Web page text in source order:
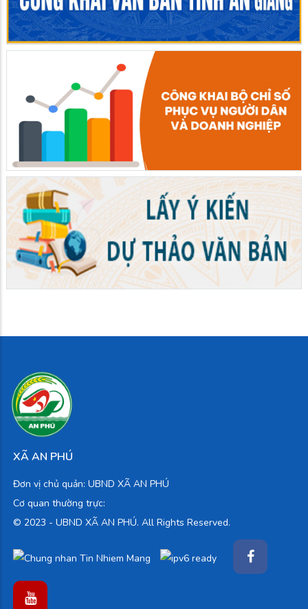
XÃ AN PHÚ
Đơn vị chủ quản: UBND XÃ AN PHÚ
Cơ quan thường trực:
© 2023 - UBND XÃ AN PHÚ. All Rights Reserved.